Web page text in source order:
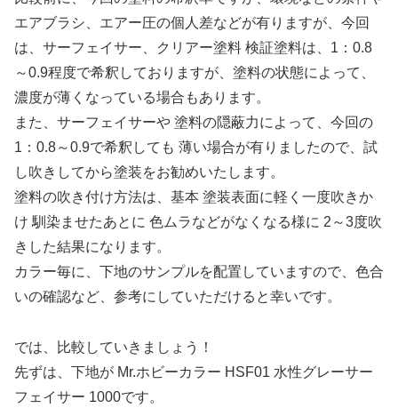
エアブラシ、エアー圧の個人差などが有りますが、今回
は、サーフェイサー、クリアー塗料 検証塗料は、1：0.8
～0.9程度で希釈しておりますが、塗料の状態によって、
濃度が薄くなっている場合もあります。
また、サーフェイサーや 塗料の隠蔽力によって、今回の
1：0.8～0.9で希釈しても 薄い場合が有りましたので、試
し吹きしてから塗装をお勧めいたします。
塗料の吹き付け方法は、基本 塗装表面に軽く一度吹きか
け 馴染ませたあとに 色ムラなどがなくなる様に 2～3度吹
きした結果になります。
カラー毎に、下地のサンプルを配置していますので、色合
いの確認など、参考にしていただけると幸いです。
では、比較していきましょう！
先ずは、下地が Mr.ホビーカラー HSF01 水性グレーサー
フェイサー 1000です。